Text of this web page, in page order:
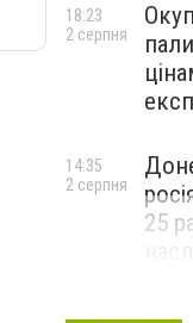
18:23
2 серпня
25
14:35
2 серпня